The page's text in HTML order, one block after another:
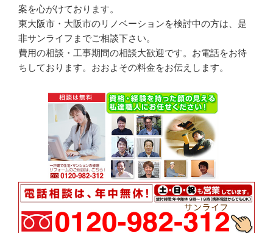
案を心がけております。
東大阪市・大阪市のリノベーションを検討中の方は、是
非サンライフまでご相談下さい。
費用の相談・工事期間の相談大歓迎です。お電話をお待
ちしております。おおよその料金をお伝えします。